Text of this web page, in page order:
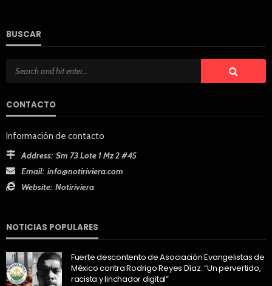
BUSCAR
CONTACTO
Información de contacto
Address: Sm 73 Lote 1 Mz 2 #45
Email: info@notiriviera.com
Website: Notiriviera
NOTICIAS POPULARES
Fuerte descontento de Asociación Evangelistas de
México contra Rodrigo Reyes Díaz: “Un pervertido,
racista y linchador digital”